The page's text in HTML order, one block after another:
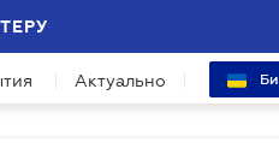
Актуально